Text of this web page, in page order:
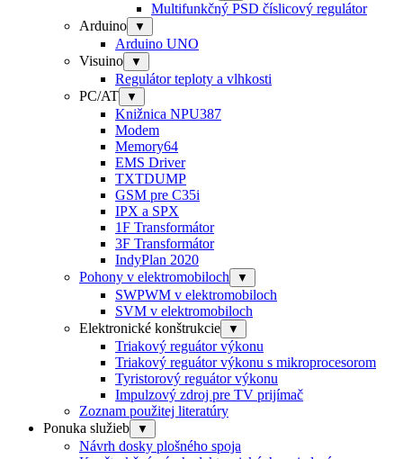
Multifunkčný PSD číslicový regulátor
Arduino
▼
Arduino UNO
Visuino
▼
Regulátor teploty a vlhkosti
PC/AT
▼
Knižnica NPU387
Modem
Memory64
EMS Driver
TXTDUMP
GSM pre C35i
IPX a SPX
1F Transformátor
3F Transformátor
IndyPlan 2020
Pohony v elektromobiloch
▼
SWPWM v elektromobiloch
SVM v elektromobiloch
Elektronické konštrukcie
▼
Triakový reguátor výkonu
Triakový reguátor výkonu s mikroprocesorom
Tyristorový reguátor výkonu
Impulzový zdroj pre TV prijímač
Zoznam použitej literatúry
Ponuka služieb
▼
Návrh dosky plošného spoja